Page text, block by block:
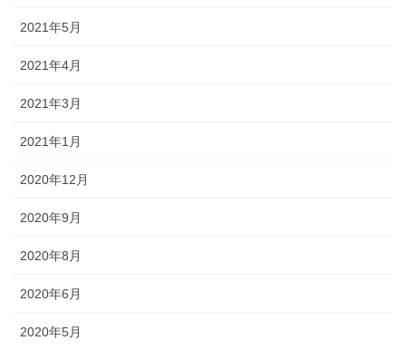
2021年5月
2021年4月
2021年3月
2021年1月
2020年12月
2020年9月
2020年8月
2020年6月
2020年5月